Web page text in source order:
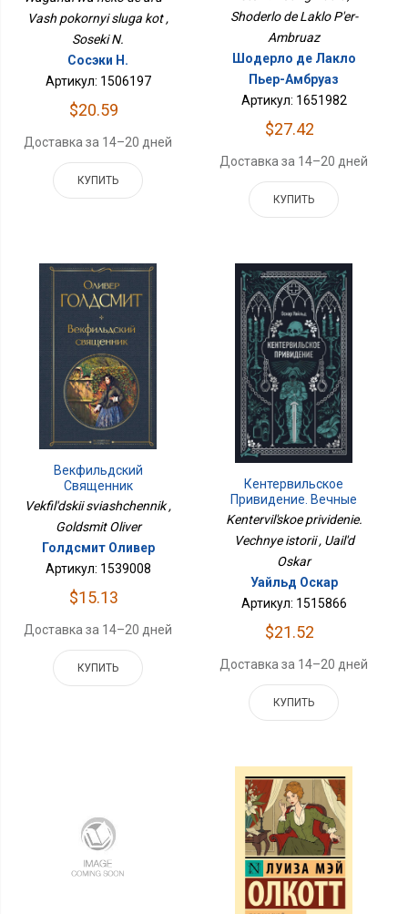
Vash pokornyi sluga kot ,
Soseki N.
Сосэки Н.
Артикул: 1506197
$20.59
Доставка за 14–20 дней
КУПИТЬ
Shoderlo de Laklo P'er-
Ambruaz
Шодерло де Лакло
Пьер-Амбруаз
Артикул: 1651982
$27.42
Доставка за 14–20 дней
КУПИТЬ
Векфильдский
Священник
Vekfil'dskii sviashchennik ,
Goldsmit Oliver
Голдсмит Оливер
Артикул: 1539008
$15.13
Доставка за 14–20 дней
КУПИТЬ
Кентервильское
Привидение. Вечные
Истории
Kentervil'skoe prividenie.
Vechnye istorii , Uail'd
Oskar
Уайльд Оскар
Артикул: 1515866
$21.52
Доставка за 14–20 дней
КУПИТЬ